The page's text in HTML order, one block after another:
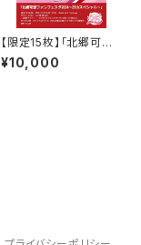
【限定15枚】「北郷可恩
ファンフェスタ2024〜2
5thスペシャル〜」VIPチ
¥10,000